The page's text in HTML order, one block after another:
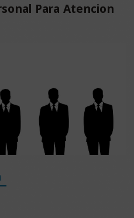
Para Atencion